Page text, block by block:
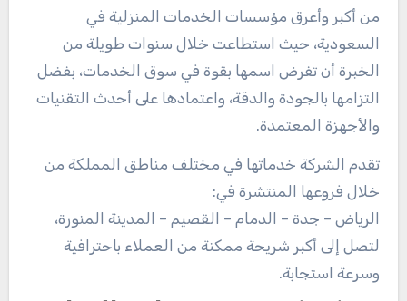
من أكبر وأعرق مؤسسات الخدمات المنزلية في
السعودية، حيث استطاعت خلال سنوات طويلة من
الخبرة أن تفرض اسمها بقوة في سوق الخدمات، بفضل
التزامها بالجودة والدقة، واعتمادها على أحدث التقنيات
والأجهزة المعتمدة.
تقدم الشركة خدماتها في مختلف مناطق المملكة من
خلال فروعها المنتشرة في:
الرياض – جدة – الدمام – القصيم – المدينة المنورة،
لتصل إلى أكبر شريحة ممكنة من العملاء باحترافية
وسرعة استجابة.